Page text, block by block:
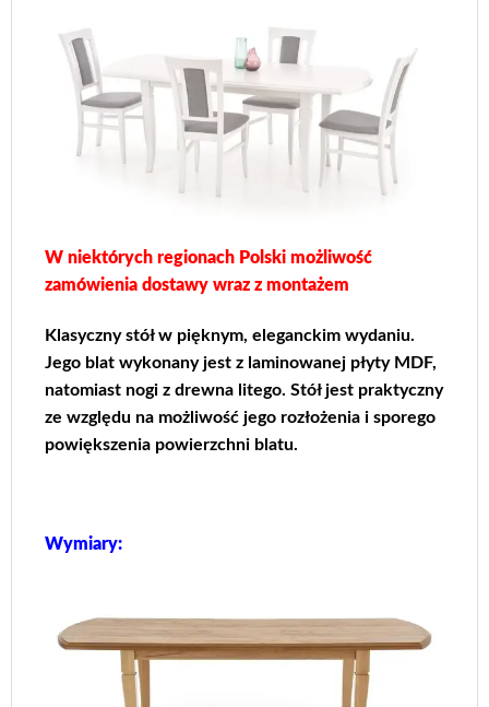
W niektórych regionach Polski możliwość
zamówienia dostawy wraz z montażem
Klasyczny stół w pięknym, eleganckim wydaniu.
Jego blat wykonany jest z laminowanej płyty MDF,
natomiast nogi z drewna litego. Stół jest praktyczny
ze względu na możliwość jego rozłożenia i sporego
powiększenia powierzchni blatu.
Wymiary: